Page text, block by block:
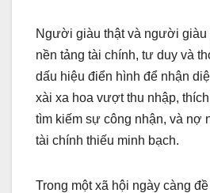
Người giàu thật và người giàu
nền tảng tài chính, tư duy và
dấu hiệu điển hình để nhận
xài xa hoa vượt thu nhập,
tìm kiếm sự công nhận, và nợ
tài chính thiếu minh bạch.
Trong một xã hội ngày càng